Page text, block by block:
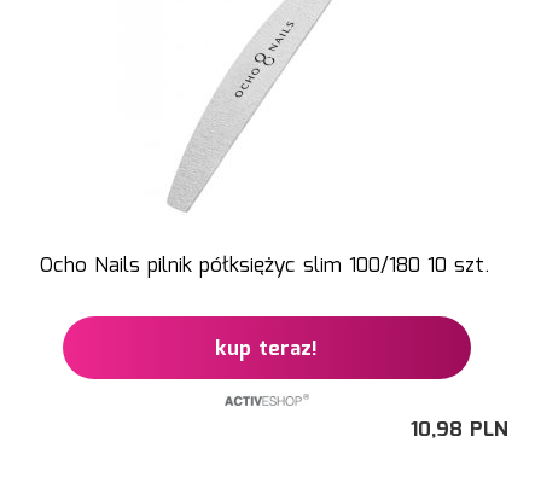
Ocho Nails pilnik półksiężyc slim 100/180 10 szt.
kup teraz!
10,98 PLN